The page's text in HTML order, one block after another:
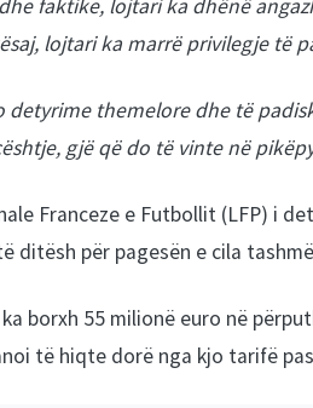
faktike, lojtari ka dhënë
lojtari ka marrë privilegje të
detyrime themelore dhe të
gjë që do të vinte në
Franceze e Futbollit (LFP) i
ditësh për pagesën e cila
borxh 55 milionë euro në
të hiqte dorë nga kjo tarifë